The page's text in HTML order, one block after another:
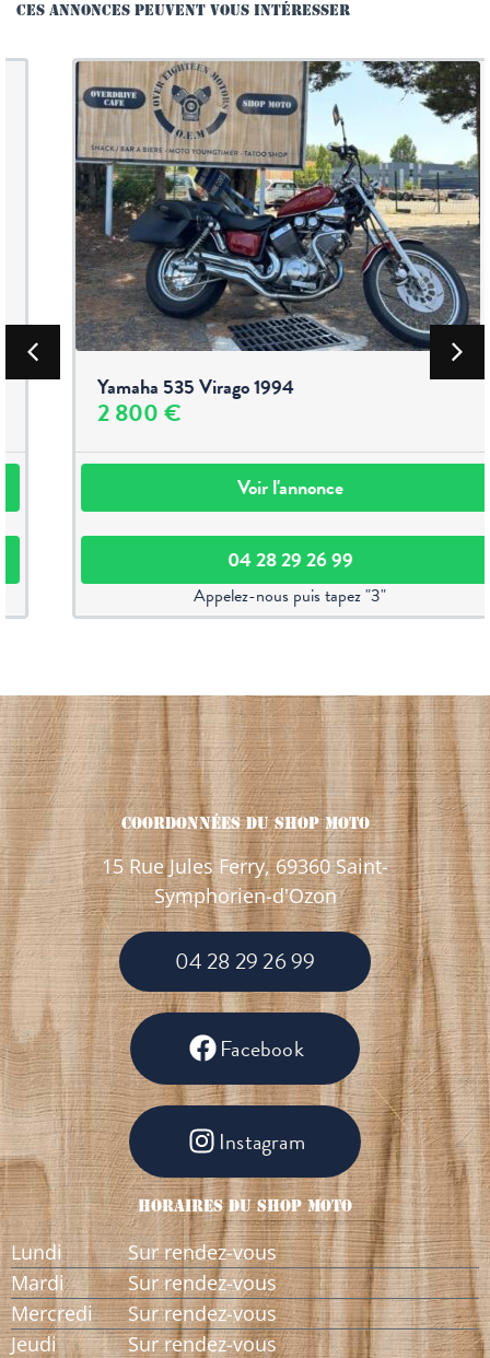
CES ANNONCES PEUVENT VOUS INTÉRESSER
Yamaha 535 Virago 1994
2 800 €
Voir l'annonce
04 28 29 26 99
Appelez-nous puis tapez "3"
Coordonnées Du Shop Moto
15 Rue Jules Ferry, 69360 Saint-
Symphorien-d'Ozon
04 28 29 26 99
Facebook
Instagram
Horaires Du Shop Moto
Lundi
Sur rendez-vous
Mardi
Sur rendez-vous
Mercredi
Sur rendez-vous
Jeudi
Sur rendez-vous